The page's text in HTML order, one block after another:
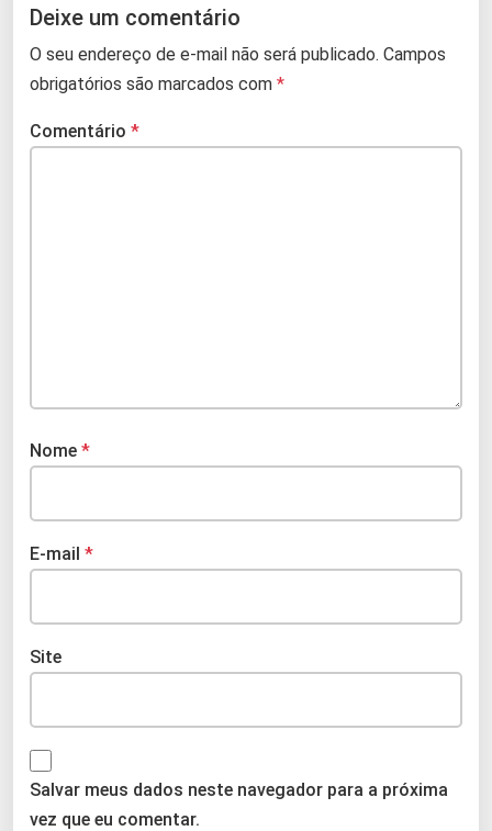
Deixe um comentário
O seu endereço de e-mail não será publicado. Campos
obrigatórios são marcados com *
Comentário *
Nome *
E-mail *
Site
Salvar meus dados neste navegador para a próxima
vez que eu comentar.